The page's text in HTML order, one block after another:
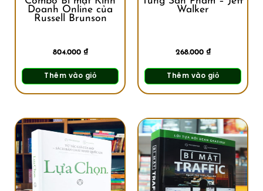
Doanh Online của
Russell Brunson
804.000 ₫
Thêm vào giỏ
Walker
268.000 ₫
Thêm vào giỏ